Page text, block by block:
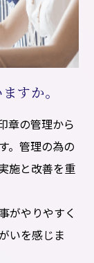
すか。
章の管理から
。管理の為の
施と改善を重
がやりやすく
いを感じま